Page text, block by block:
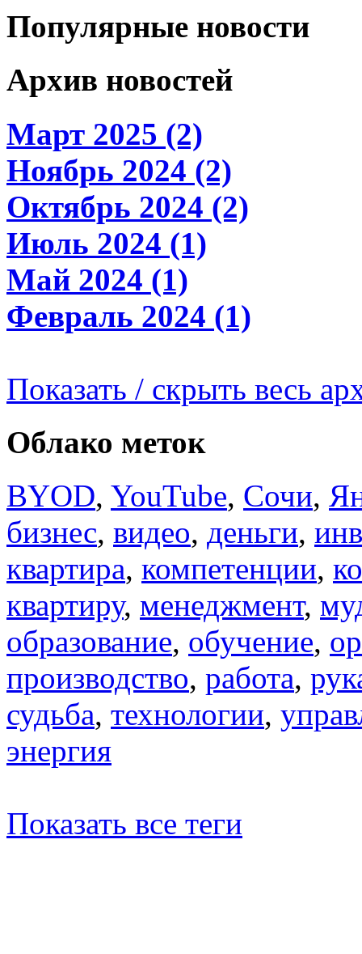
Популярные новости
Архив новостей
Март 2025 (2)
Ноябрь 2024 (2)
Октябрь 2024 (2)
Июль 2024 (1)
Май 2024 (1)
Февраль 2024 (1)
Показать / скрыть весь
Облако меток
BYOD, YouTube, Сочи,
бизнес, видео, деньги,
квартира, компетенции,
квартиру, менеджмент,
образование, обучение,
производство, работа,
судьба, технологии,
энергия
Показать все теги